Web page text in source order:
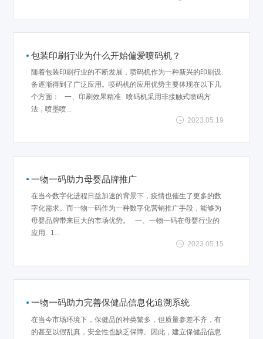
包装印刷行业为什么开始偏爱喷码机？
随着包装印刷行业的不断发展，喷码机作为一种新兴的印刷设
备逐渐得到了广泛应用。喷码机的应用优势主要体现在以下几
个方面： 一、印刷效果精准 喷码机采用非接触式喷码方
法，喷墨喷...
2023.05.19
一物一码助力母婴品牌推广
在当今数字化进程日益加速的背景下，疫情也催生了更多的数
字化需求。而一物一码作为一种数字化营销推广手段，能够为
母婴品牌带来巨大的市场优势。 一、一物一码在母婴行业的
应用 1...
2023.05.15
一物一码助力完善保健品信息化追溯系统
在当今市场环境下，保健品的种类繁多，但质量参差不齐，有
的甚至以假乱真，安全性也缺乏保障。因此，建立保健品信息